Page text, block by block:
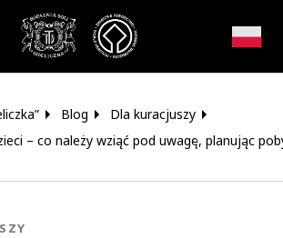
Zamknij okno
Blog
Dla kuracjuszy
– co należy wziąć pod uwagę, planując